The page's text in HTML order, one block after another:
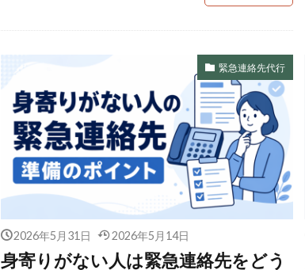
緊急連絡先代行
2026年5月31日 2026年5月14日
身寄りがない人は緊急連絡先をどう